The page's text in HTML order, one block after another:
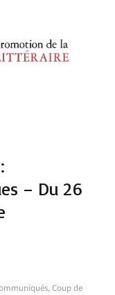
– Du 26
,Coup de